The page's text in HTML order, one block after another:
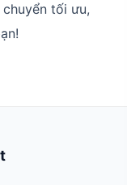
tối ưu,